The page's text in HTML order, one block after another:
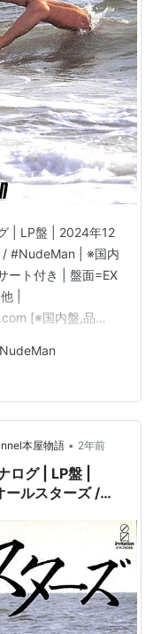
| LP盤 | 2024年12
/ #NudeMan | ※国内
ート付き | 盤面=EX
|
[※国内盤,品
］［※保護内袋
併売の為、時間差
了承の上ご注文を
NudeMan
本屋物語 • 2年前
ログ | LP盤 |
ルスターズ /
ケット=EX | #桑